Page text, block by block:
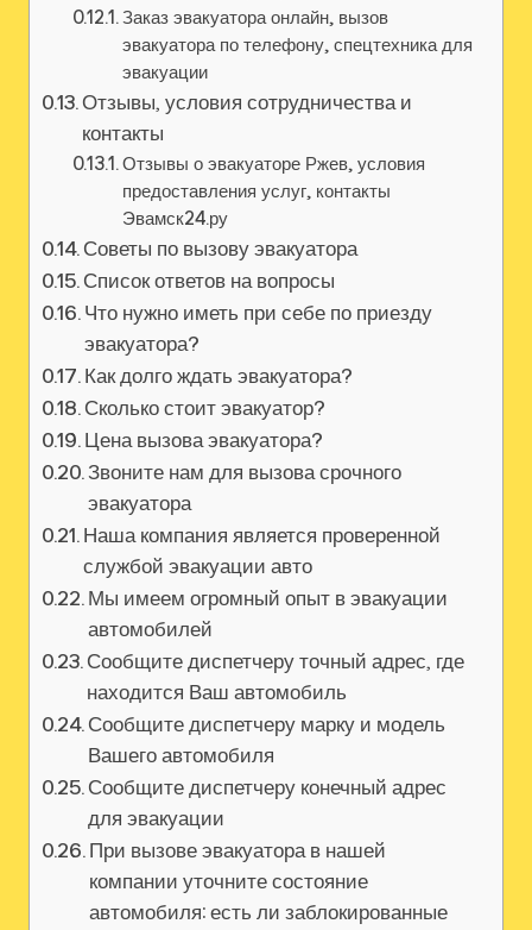
Заказ эвакуатора онлайн‚ вызов
эвакуатора по телефону‚ спецтехника для
эвакуации
Отзывы‚ условия сотрудничества и
контакты
Отзывы о эвакуаторе Ржев‚ условия
предоставления услуг‚ контакты
Эвамск24.ру
Советы по вызову эвакуатора
Список ответов на вопросы
Что нужно иметь при себе по приезду
эвакуатора?
Как долго ждать эвакуатора?
Сколько стоит эвакуатор?
Цена вызова эвакуатора?
Звоните нам для вызова срочного
эвакуатора
Наша компания является проверенной
службой эвакуации авто
Мы имеем огромный опыт в эвакуации
автомобилей
Сообщите диспетчеру точный адрес‚ где
находится Ваш автомобиль
Сообщите диспетчеру марку и модель
Вашего автомобиля
Сообщите диспетчеру конечный адрес
для эвакуации
При вызове эвакуатора в нашей
компании уточните состояние
автомобиля: есть ли заблокированные